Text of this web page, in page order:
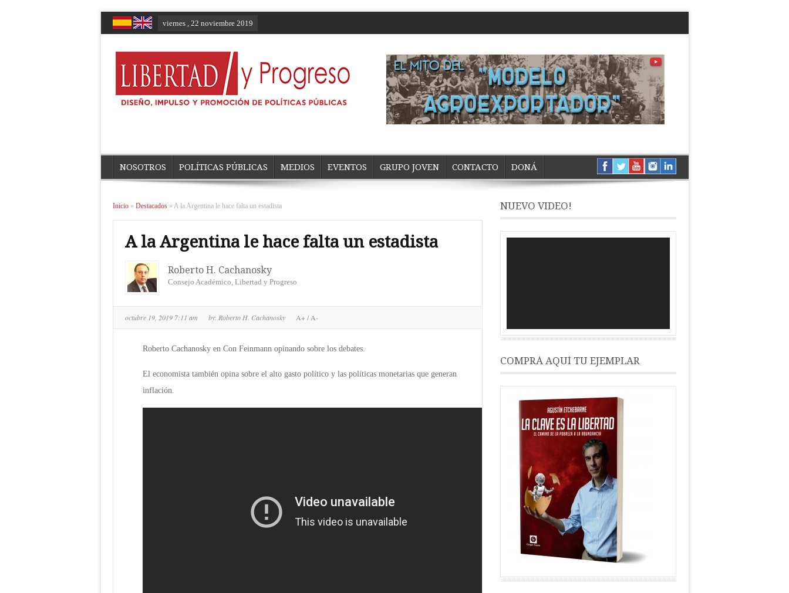
viernes , 22 noviembre 2019
NOSOTROS POLÍTICAS PÚBLICAS MEDIOS EVENTOS GRUPO JOVEN CONTACTO DONÁ
Inicio » Destacados » A la Argentina le hace falta un estadista
A la Argentina le hace falta un estadista
Roberto H. Cachanosky
Consejo Académico, Libertad y Progreso
octubre 19, 2019 7:11 am by: Roberto H. Cachanosky A+/A-
Roberto Cachanosky en Con Feinmann opinando sobre los debates.
El economista también opina sobre el alto gasto político y las políticas monetarias que generan
inflación.
NUEVO VIDEO!
COMPRÁ AQUÍ TU EJEMPLAR